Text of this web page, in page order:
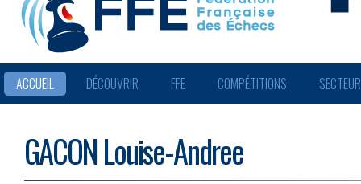
ACCUEIL DÉCOUVRIR FFE COMPÉTITIONS
GACON Louise-Andree